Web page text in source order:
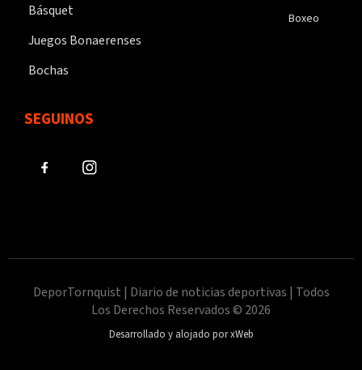
Básquet
Juegos Bonaerenses
Bochas
Boxeo
SEGUINOS
DeporTornquist | Diario de noticias deportivas | Todos
Los Derechos Reservados © 2026
Desarrollado y alojado por xWeb